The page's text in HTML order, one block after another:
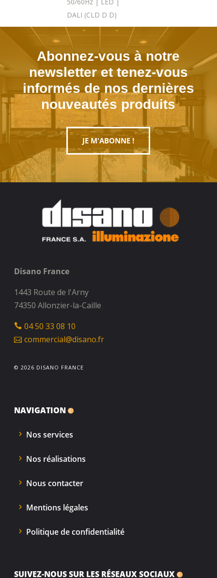
DALI (CLD D D)
Abonnez-vous à notre
newsletter et tenez-vous
informés de nos dernières
nouveautés produits
JE M'ABONNE !
Disano France
1443 Route de l'Arny
74350 Allonzier-la-Caille
04 50 33 08 10
commercial@disano.fr
© 2026 DISANO FRANCE
NAVIGATION
Nos services
Nos réalisations
Nous contacter
Mentions légales
Politique de confidentialité
SUIVEZ-NOUS SUR LES RÉSEAUX SOCIAUX